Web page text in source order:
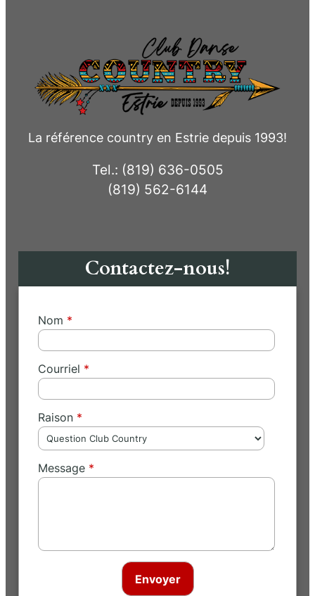
La référence country en Estrie depuis 1993!
Tel.: (819) 636-0505
(819) 562-6144
Contactez-nous!
Nom
Courriel
Raison
Message